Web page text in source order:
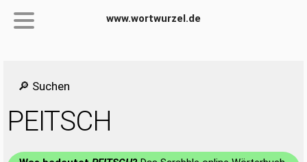
www.wortwurzel.de
🔎 Suchen
PEITSCH